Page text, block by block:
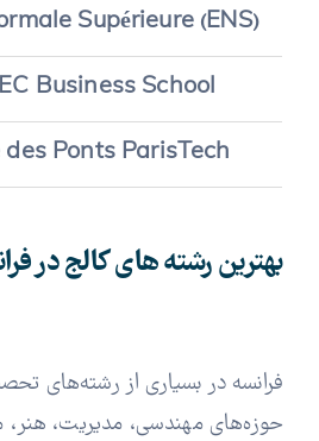
Supérieure (ENS)
Business School
des Ponts ParisTech
بهترین رشته‌ های کالج در
فرانسه در بسیاری از رشته‌های
حوزه‌های مهندسی، مدیریت، هنر،